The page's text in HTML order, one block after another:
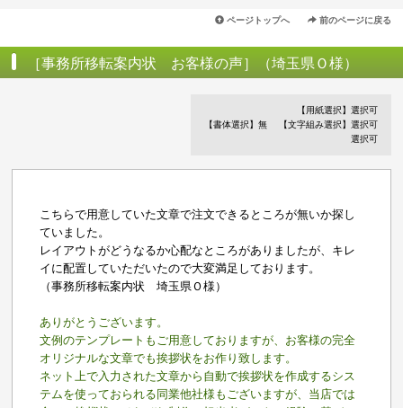
ページトップへ 前のページに戻る
［事務所移転案内状 お客様の声］（埼玉県Ｏ様）
【用紙選択】選択可
【書体選択】無
【文字組み選択】選択可
選択可
こちらで用意していた文章で注文できるところが無いか探し
ていました。
レイアウトがどうなるか心配なところがありましたが、キレ
イに配置していただいたので大変満足しております。
（事務所移転案内状 埼玉県Ｏ様）
ありがとうございます。
文例のテンプレートもご用意しておりますが、お客様の完全
オリジナルな文章でも挨拶状をお作り致します。
ネット上で入力された文章から自動で挨拶状を作成するシス
テムを使っておられる同業他社様もございますが、当店では